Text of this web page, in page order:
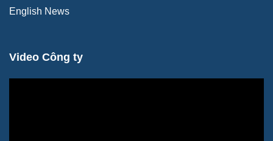
English News
Video Công ty